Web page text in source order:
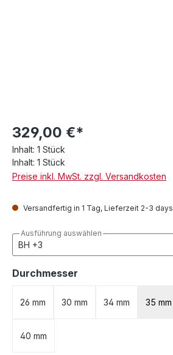
329,00 €*
Inhalt: 1 Stück
Inhalt: 1 Stück
Preise inkl. MwSt. zzgl. Versandkosten
Versandfertig in 1 Tag, Lieferzeit 2-3 days
Ausführung auswählen
Durchmesser
26 mm 30 mm 34 mm 35 mm
40 mm